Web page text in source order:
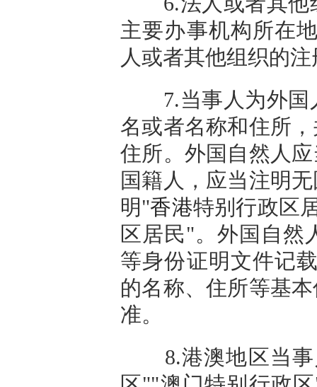
主要办事机构所在
人或者其他组织的
7.当事人为外国
名或者名称和住所
住所。外国自然人
国籍人，应当注明
明"香港特别行政区
区居民"。外国自然
等身份证明文件记
的名称、住所等基
准。
8.港澳地区当事